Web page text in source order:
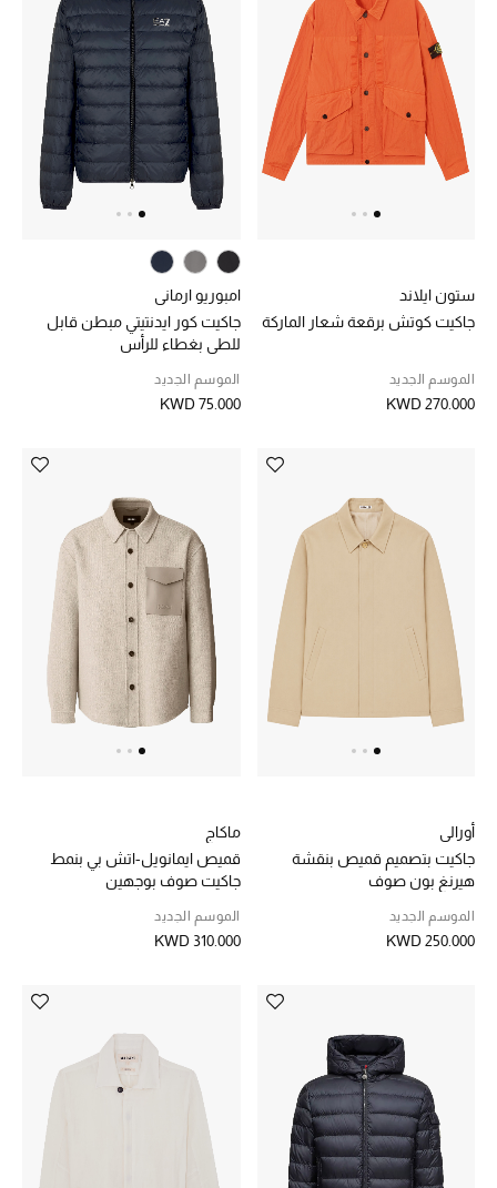
مستلزمات المنزل
توتيمي
تعكس توتيمي فن الأناقة السهلة بقطع أساسية راقية
مصممة لتدوم وتتجاوز صيحات الموسم
ستون ايلاند
جاكيت كوتش برقعة شعار الماركة
الموسم الجديد
KWD 270.000
امبوريو ارماني
جاكيت كور ايدنتيتي مبطن قابل
للطي بغطاء للرأس
الموسم الجديد
KWD 75.000
أورالي
جاكيت بتصميم قميص بنقشة
هيرنغ بون صوف
الموسم الجديد
KWD 250.000
ماكاج
قميص ايمانويل-اتش بي بنمط
جاكيت صوف بوجهين
الموسم الجديد
KWD 310.000